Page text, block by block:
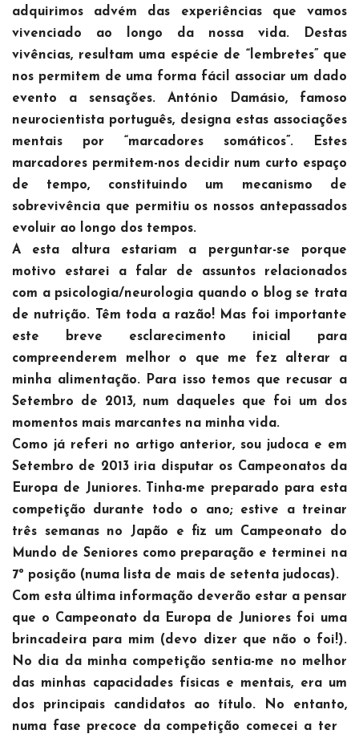
adquirimos advém das experiências que vamos
vivenciado ao longo da nossa vida. Destas
vivências, resultam uma espécie de “lembretes” que
nos permitem de uma forma fácil associar um dado
evento a sensações. António Damásio, famoso
neurocientista português, designa estas associações
mentais por “marcadores somáticos”. Estes
marcadores permitem-nos decidir num curto espaço
de tempo, constituindo um mecanismo de
sobrevivência que permitiu os nossos antepassados
evoluir ao longo dos tempos.
A esta altura estariam a perguntar-se porque
motivo estarei a falar de assuntos relacionados
com a psicologia/neurologia quando o blog se trata
de nutrição. Têm toda a razão! Mas foi importante
este breve esclarecimento inicial para
compreenderem melhor o que me fez alterar a
minha alimentação. Para isso temos que recusar a
Setembro de 2013, num daqueles que foi um dos
momentos mais marcantes na minha vida.
Como já referi no artigo anterior, sou judoca e em
Setembro de 2013 iria disputar os Campeonatos da
Europa de Juniores. Tinha-me preparado para esta
competição durante todo o ano; estive a treinar
três semanas no Japão e fiz um Campeonato do
Mundo de Seniores como preparação e terminei na
7º posição (numa lista de mais de setenta judocas).
Com esta última informação deverão estar a pensar
que o Campeonato da Europa de Juniores foi uma
brincadeira para mim (devo dizer que não o foi!).
No dia da minha competição sentia-me no melhor
das minhas capacidades físicas e mentais, era um
dos principais candidatos ao título. No entanto,
numa fase precoce da competição comecei a ter